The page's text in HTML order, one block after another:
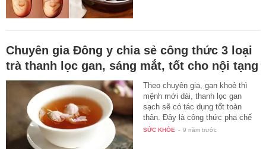
Chuyên gia Đông y chia sẻ công thức 3 loại
trà thanh lọc gan, sáng mắt, tốt cho nội tạng
Theo chuyên gia, gan khoẻ thì
mệnh mới dài, thanh lọc gan
sạch sẽ có tác dụng tốt toàn
thân. Đây là công thức pha chế
3…
SỨC KHỎE - 9 năm trước